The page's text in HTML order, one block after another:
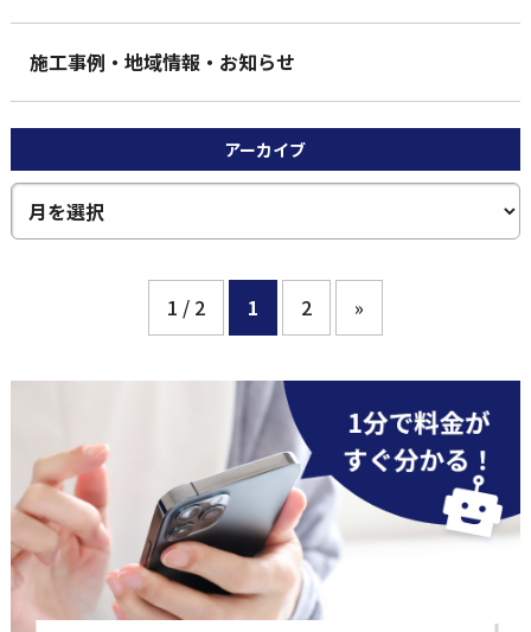
施工事例・地域情報・お知らせ
アーカイブ
1 / 2 1 2 »